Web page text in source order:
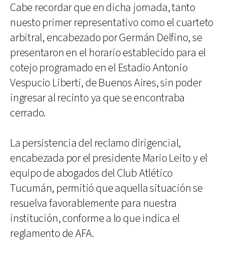
Cabe recordar que en dicha jornada, tanto
nuesto primer representativo como el cuarteto
arbitral, encabezado por Germán Delfino, se
presentaron en el horario establecido para el
cotejo programado en el Estadio Antonio
Vespucio Liberti, de Buenos Aires, sin poder
ingresar al recinto ya que se encontraba
cerrado.
La persistencia del reclamo dirigencial,
encabezada por el presidente Mario Leito y el
equipo de abogados del Club Atlético
Tucumán, permitió que aquella situación se
resuelva favorablemente para nuestra
institución, conforme a lo que indica el
reglamento de AFA.